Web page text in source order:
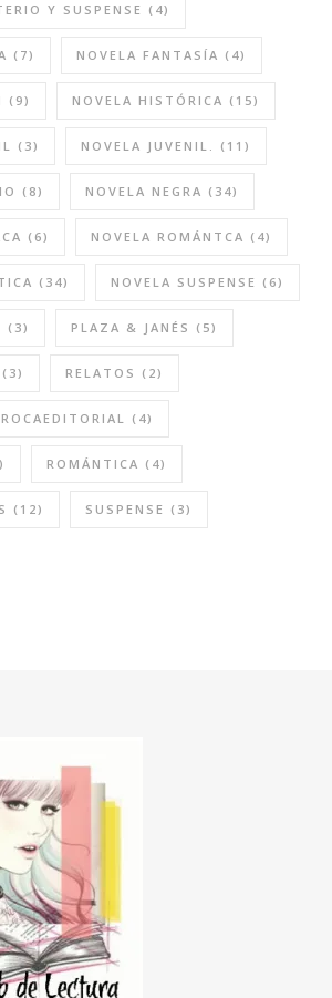
Y SUSPENSE (4)
(7) NOVELA FANTASÍA (4)
(9) NOVELA HISTÓRICA (15)
(3) NOVELA JUVENIL. (11)
(8) NOVELA NEGRA (34)
(6) NOVELA ROMÁNTCA (4)
(34) NOVELA SUSPENSE (6)
(3) PLAZA & JANÉS (5)
(3) RELATOS (2)
ROCAEDITORIAL (4)
ROMÁNTICA (4)
(12) SUSPENSE (3)